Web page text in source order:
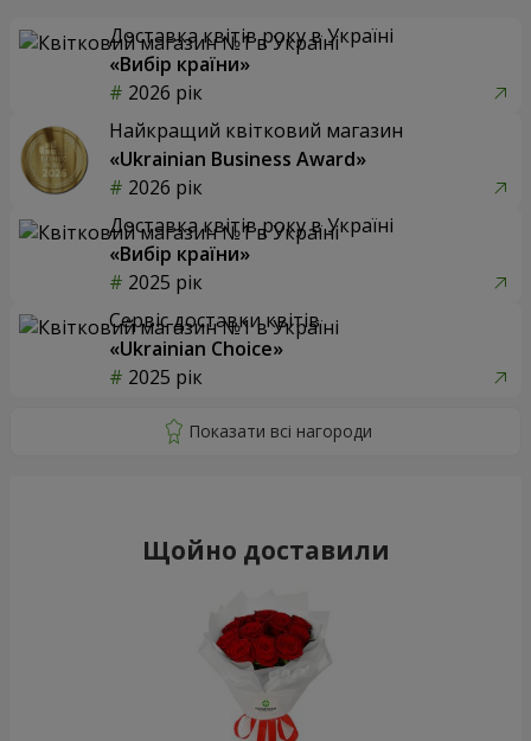
Доставка квітів року в Україні
«Вибір країни»
2026 рік
Найкращий квітковий магазин
«Ukrainian Business Award»
2026 рік
Доставка квітів року в Україні
«Вибір країни»
2025 рік
Сервіс доставки квітів
«Ukrainian Choice»
2025 рік
Щойно доставили